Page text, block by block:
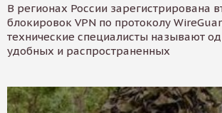
В регионах России зарегистрирована
блокировок VPN по протоколу
технические специалисты называют
удобных и распространенных